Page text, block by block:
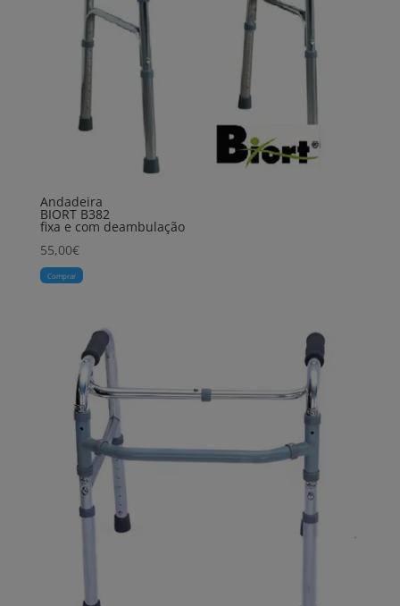
Andadeira
BIORT B382
fixa e com deambulação
55,00€
Comprar